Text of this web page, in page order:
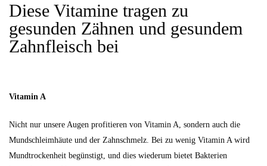
Diese Vitamine tragen zu
gesunden Zähnen und gesundem
Zahnfleisch bei
Vitamin A
Nicht nur unsere Augen profitieren von Vitamin A, sondern auch die
Mundschleimhäute und der Zahnschmelz. Bei zu wenig Vitamin A wird
Mundtrockenheit begünstigt, und dies wiederum bietet Bakterien